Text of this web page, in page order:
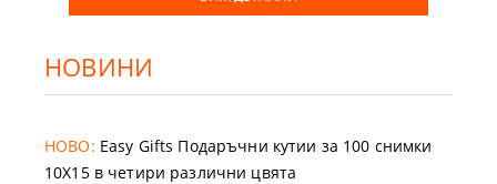
НОВИНИ
НОВО: Easy Gifts Подаръчни кутии за 100 снимки
10X15 в четири различни цвята